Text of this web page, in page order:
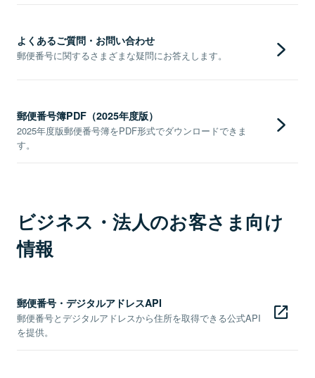
よくあるご質問・お問い合わせ
郵便番号に関するさまざまな疑問にお答えします。
郵便番号簿PDF（2025年度版）
2025年度版郵便番号簿をPDF形式でダウンロードできま
す。
ビジネス・法人のお客さま向け
情報
郵便番号・デジタルアドレスAPI
郵便番号とデジタルアドレスから住所を取得できる公式API
を提供。